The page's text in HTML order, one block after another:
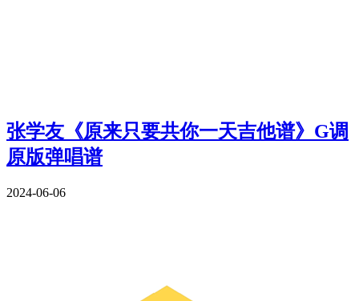
张学友《原来只要共你一天吉他谱》G调
原版弹唱谱
2024-06-06